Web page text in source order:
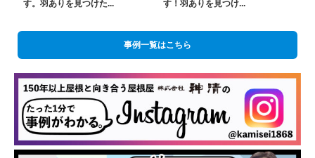
す。羽ありを見つけた...
す！羽ありを見つけ...
事例一覧はこちら